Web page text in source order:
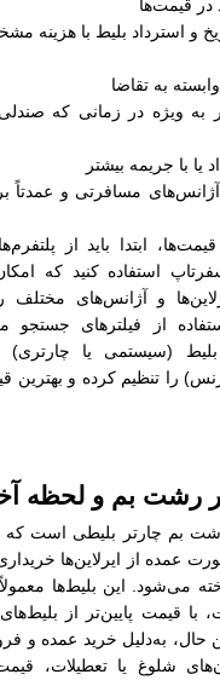
در قیمت‌ها
و استرداد بلیط با هزینه
به تقاضا
به ویژه در زمانی که
یا با جریمه بیشتر
مسافرتی و عمدتاً
ابتدا باید از
سفرتاپ استفاده کنید که
و آژانس‌های مختلف
از فیلترهای جستجو
(سیستمی یا چارتری)
را تنظیم کرده و بهترین
رشت بم و لحظه
رشت بم چارتر بلیطی است
عمده از ایرلاین‌ها
می‌شود. این بلیط‌ها
با قیمت پایین‌تر از
حال، به‌دلیل خرید عمده و
شلوغ یا تعطیلات،